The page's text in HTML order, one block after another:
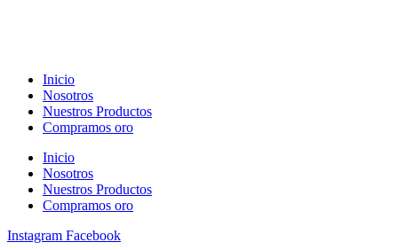
Inicio
Nosotros
Nuestros Productos
Compramos oro
Inicio
Nosotros
Nuestros Productos
Compramos oro
Instagram Facebook